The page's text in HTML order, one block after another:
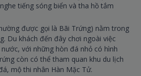
tiếng sóng biển và tha hồ tắm
được gọi là Bãi Trứng) nằm trong
Du khách đến đây chơi ngoài việc
với những hòn đá nhỏ có hình
còn có thể tham quan khu du lịch
mộ thi nhân Hàn Mặc Tử.